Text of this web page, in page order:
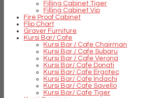
Filling Cabinet Tiger
Filling Cabinet Vip
Fire Proof Cabinet
Flip Chart
Graver Furniture
Kursi Bar/ Cafe
Kursi Bar / Cafe Chairman
Kursi Bar / Cafe Subaru
Kursi Bar / Cafe Verona
Kursi Bar/ Cafe Donati
Kursi Bar/ Cafe Ergotec
Kursi Bar/ Cafe Indachi
Kursi Bar/ Cafe Savello
Kursi Bar/ Cafe Tiger